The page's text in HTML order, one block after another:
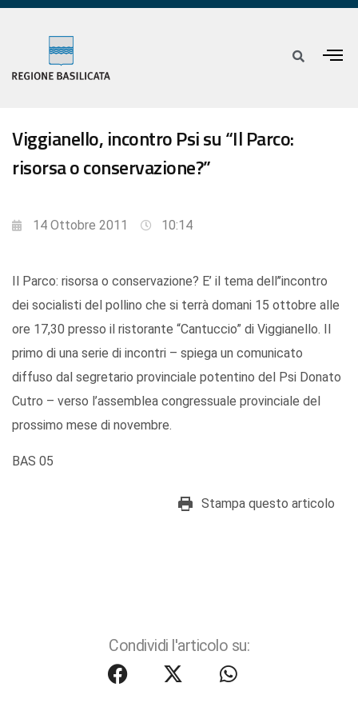
Viggianello, incontro Psi su “Il Parco:
risorsa o conservazione?”
14 Ottobre 2011 10:14
Il Parco: risorsa o conservazione? E’ il tema dell’’incontro
dei socialisti del pollino che si terrà domani 15 ottobre alle
ore 17,30 presso il ristorante “Cantuccio” di Viggianello. Il
primo di una serie di incontri – spiega un comunicato
diffuso dal segretario provinciale potentino del Psi Donato
Cutro – verso l’assemblea congressuale provinciale del
prossimo mese di novembre.
BAS 05
Stampa questo articolo
Condividi l'articolo su: